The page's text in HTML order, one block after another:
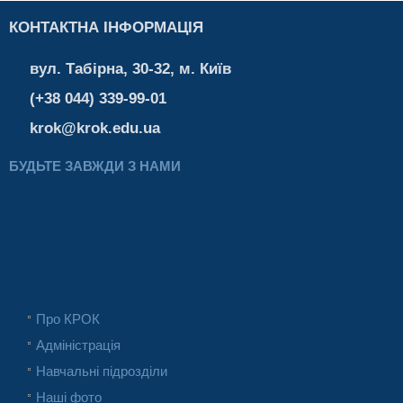
КОНТАКТНА ІНФОРМАЦІЯ
вул. Табірна, 30-32, м. Київ
(+38 044) 339-99-01
krok@krok.edu.ua
БУДЬТЕ ЗАВЖДИ З НАМИ
Про КРОК
Адміністрація
Навчальні підрозділи
Наші фото